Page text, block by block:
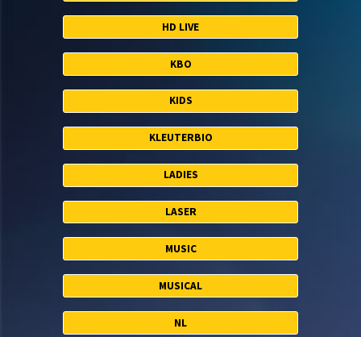
HD LIVE
KBO
KIDS
KLEUTERBIO
LADIES
LASER
MUSIC
MUSICAL
NL